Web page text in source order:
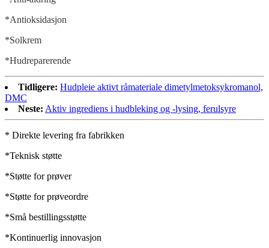
*Antioksidasjon
*Solkrem
*Hudreparerende
Tidligere: Hudpleie aktivt råmateriale dimetylmetoksykromanol,
DMC
Neste: Aktiv ingrediens i hudbleking og -lysing, ferulsyre
* Direkte levering fra fabrikken
*Teknisk støtte
*Støtte for prøver
*Støtte for prøveordre
*Små bestillingsstøtte
*Kontinuerlig innovasjon